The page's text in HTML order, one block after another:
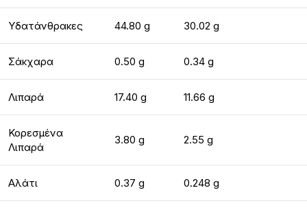
Υδατάνθρακες 44.80 g 30.02 g
Σάκχαρα 0.50 g 0.34 g
Λιπαρά 17.40 g 11.66 g
Κορεσμένα
Λιπαρά
3.80 g 2.55 g
Αλάτι 0.37 g 0.248 g